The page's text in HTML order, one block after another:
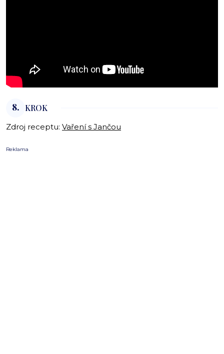
8. KROK
Zdroj receptu: Vaření s Jančou
Reklama